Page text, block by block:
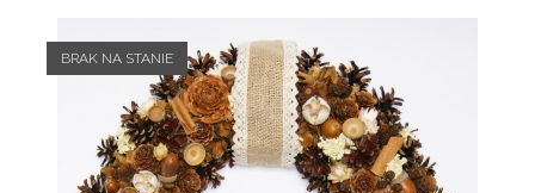
BRAK NA STANIE